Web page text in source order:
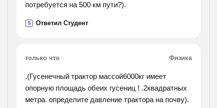
потребуется на 500 км пути?).
S Ответил Студент
только что Физика
.(Гусенечный трактор массой6000кг имеет
опорную площадь обеих гусениц ! .2квадратных
метра. определите давление трактора на почву).